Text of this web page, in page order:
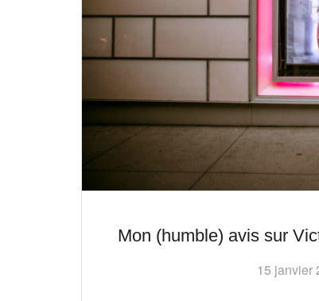
Mon (humble) avis sur
15 janvier